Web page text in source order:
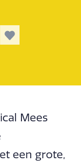
Mees
een grote,